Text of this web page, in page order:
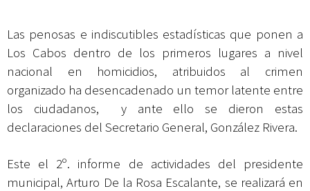
Las penosas e indiscutibles estadísticas que ponen a
Los Cabos dentro de los primeros lugares a nivel
nacional en homicidios, atribuidos al crimen
organizado ha desencadenado un temor latente entre
los ciudadanos, y ante ello se dieron estas
declaraciones del Secretario General, González Rivera.
Este el 2º. informe de actividades del presidente
municipal, Arturo De la Rosa Escalante, se realizará en